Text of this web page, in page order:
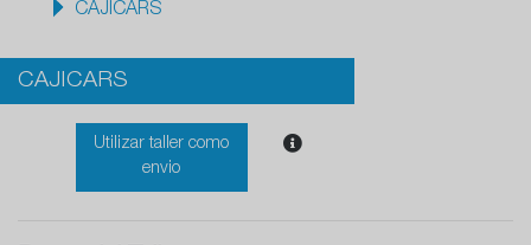
CAJICARS
CAJICARS
Utilizar taller como
envio